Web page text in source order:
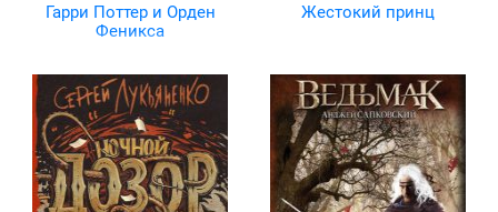
Гарри Поттер и Орден
Феникса
Жестокий принц